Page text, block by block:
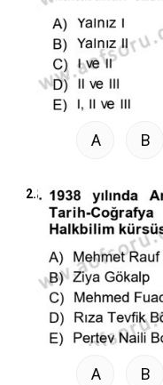
A B
2.
A B